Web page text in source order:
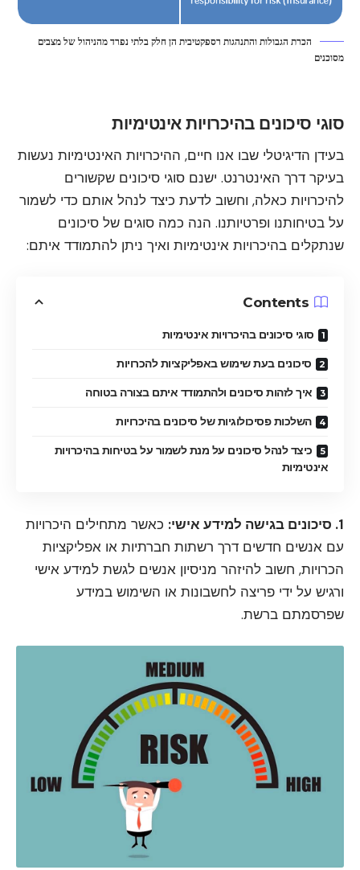
הכרת הגבולות והתנהגות רספקטיבית הן חלק בלתי נפרד מהניהול של מצבים
מסוכנים
סוגי סיכונים בהיכרויות אינטימיות
בעידן הדיגיטלי שבו אנו חיים, ההיכרויות האינטימיות נעשות
בעיקר דרך האינטרנט. ישנם סוגי סיכונים שקשורים
להיכרויות כאלה, וחשוב לדעת כיצד לנהל אותם כדי לשמור
על בטיחותנו ופרטיותנו. הנה כמה סוגים של סיכונים
שנתקלים בהיכרויות אינטימיות ואיך ניתן להתמודד איתם:
Contents
סוגי סיכונים בהיכרויות אינטימיות
סיכונים בעת שימוש באפליקציות להכרויות
איך לזהות סיכונים ולהתמודד איתם בצורה בטוחה
השלכות פסיכולוגיות של סיכונים בהיכרויות
כיצד לנהל סיכונים על מנת לשמור על בטיחות בהיכרויות
אינטימיות
1. סיכונים בגישה למידע אישי:
כאשר מתחילים היכרויות
עם אנשים חדשים דרך רשתות חברתיות או אפליקציות
הכרויות, חשוב להיזהר מניסיון אנשים לגשת למידע אישי
ורגיש על ידי פריצה לחשבונות או השימוש במידע
שפרסמתם ברשת.